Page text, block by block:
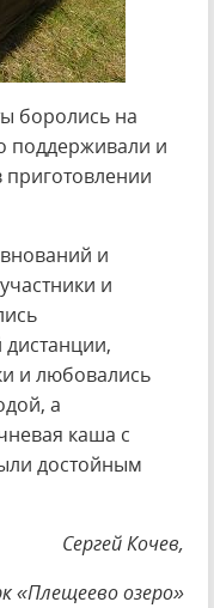
боролись на
поддерживали и
приготовлении
и
и
и любовались
а
каша с
достойным
Сергей Кочев,
«Плещеево озеро»